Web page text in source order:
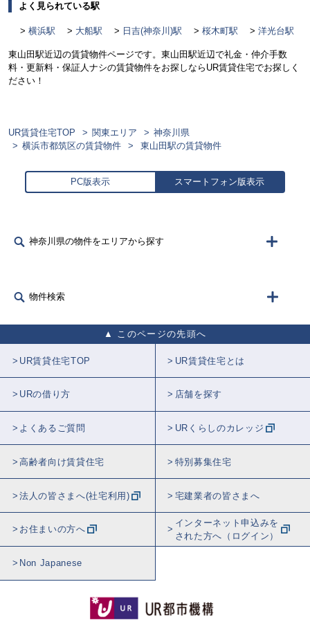
よく見られている駅
横浜駅 大船駅 日吉(神奈川)駅 桜木町駅 洋光台駅
東山田駅近辺の賃貸物件ページです。東山田駅近辺で礼金・仲介手数
料・更新料・保証人ナシの賃貸物件をお探しならUR賃貸住宅でお探しく
ださい！
UR賃貸住宅TOP 関東エリア
神奈川県
横浜市都筑区の賃貸物件
東山田駅の賃貸物件
PC版表示 スマートフォン版表示
神奈川県の物件をエリアから探す
物件検索
このページの先頭へ
UR賃貸住宅TOP UR賃貸住宅とは
URの借り方 店舗を探す
よくあるご質問 URくらしのカレッジ
高齢者向け賃貸住宅 特別募集住宅
法人の皆さまへ(社宅利用) 宅建業者の皆さまへ
お住まいの方へ
インターネット申込みを
された方へ（ログイン）
Non Japanese